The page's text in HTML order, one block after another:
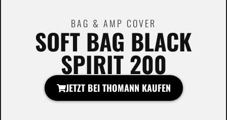
BAG & AMP COVER
SOFT BAG BLACK
SPIRIT 200
JETZT BEI THOMANN KAUFEN